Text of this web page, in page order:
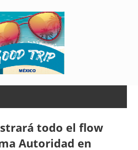
d
T
r
todo el flow
Autoridad en